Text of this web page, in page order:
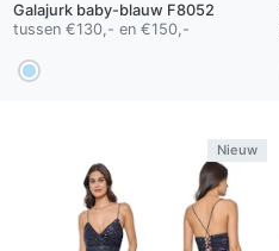
Galajurk baby-blauw F8052
tussen €130,- en €150,-
Nieuw